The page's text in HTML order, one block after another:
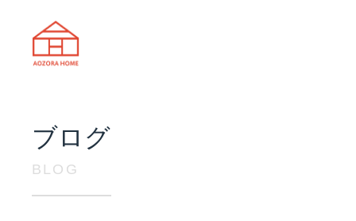
ブログ
BLOG